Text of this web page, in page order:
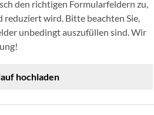
den richtigen Formularfeldern zu,
reduziert wird. Bitte beachten Sie,
unbedingt auszufüllen sind. Wir
hochladen